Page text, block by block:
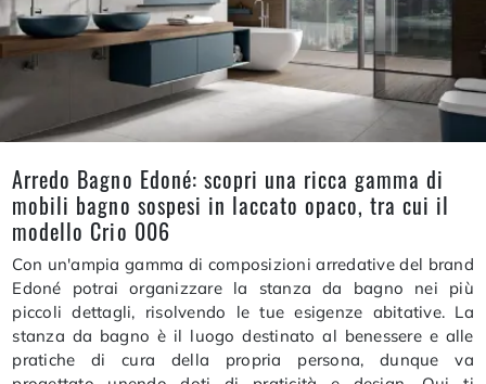
Arredo Bagno Edoné: scopri una ricca gamma di
mobili bagno sospesi in laccato opaco, tra cui il
modello Crio 006
Con un'ampia gamma di composizioni arredative del brand
Edoné potrai organizzare la stanza da bagno nei più
piccoli dettagli, risolvendo le tue esigenze abitative. La
stanza da bagno è il luogo destinato al benessere e alle
pratiche di cura della propria persona, dunque va